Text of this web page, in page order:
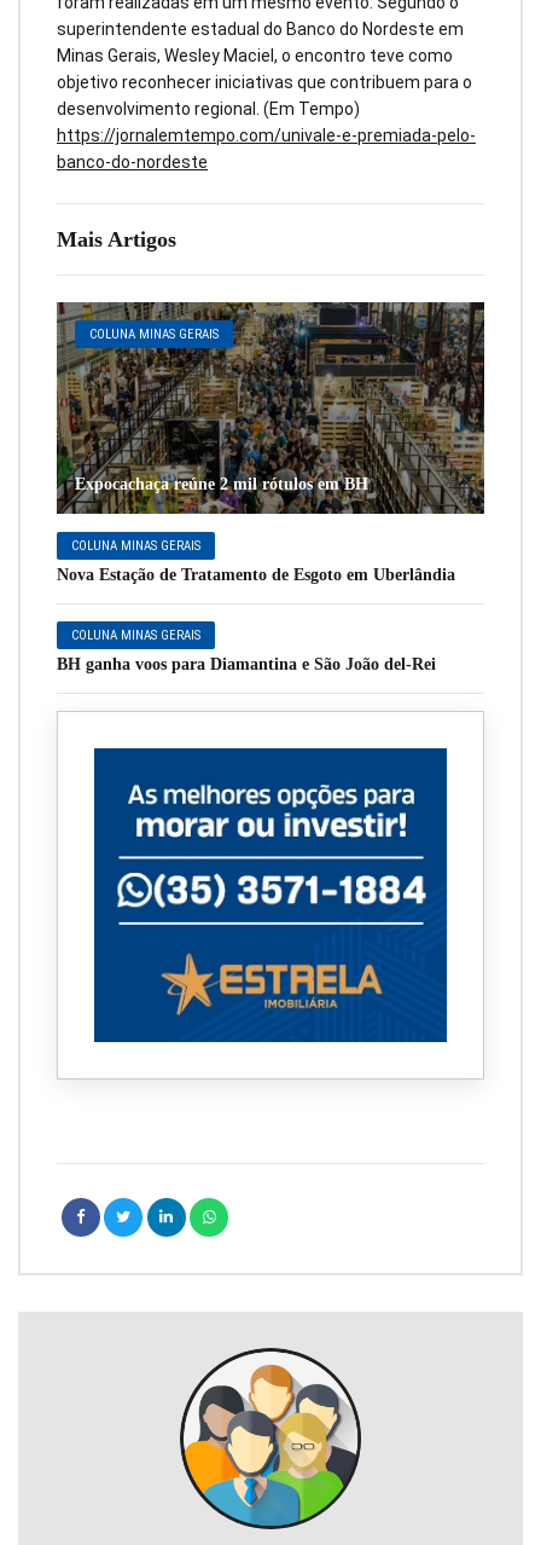
Mais Artigos
COLUNA MINAS GERAIS
Expocachaça reúne 2 mil rótulos em BH
COLUNA MINAS GERAIS
Nova Estação de Tratamento de Esgoto em Uberlândia
COLUNA MINAS GERAIS
BH ganha voos para Diamantina e São João del-Rei
superintendente estadual do Banco do Nordeste em
Minas Gerais, Wesley Maciel, o encontro teve como
objetivo reconhecer iniciativas que contribuem para o
desenvolvimento regional. (Em Tempo)
https://jornalemtempo.com/univale-e-premiada-pelo-
banco-do-nordeste